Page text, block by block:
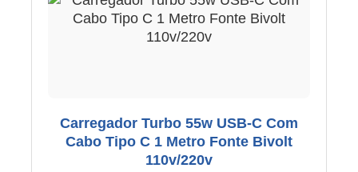
Carregador Turbo 55w USB-C Com
Cabo Tipo C 1 Metro Fonte Bivolt
110v/220v